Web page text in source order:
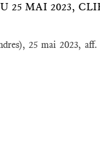
25 MAI 2023,
25 mai 2023, aff.